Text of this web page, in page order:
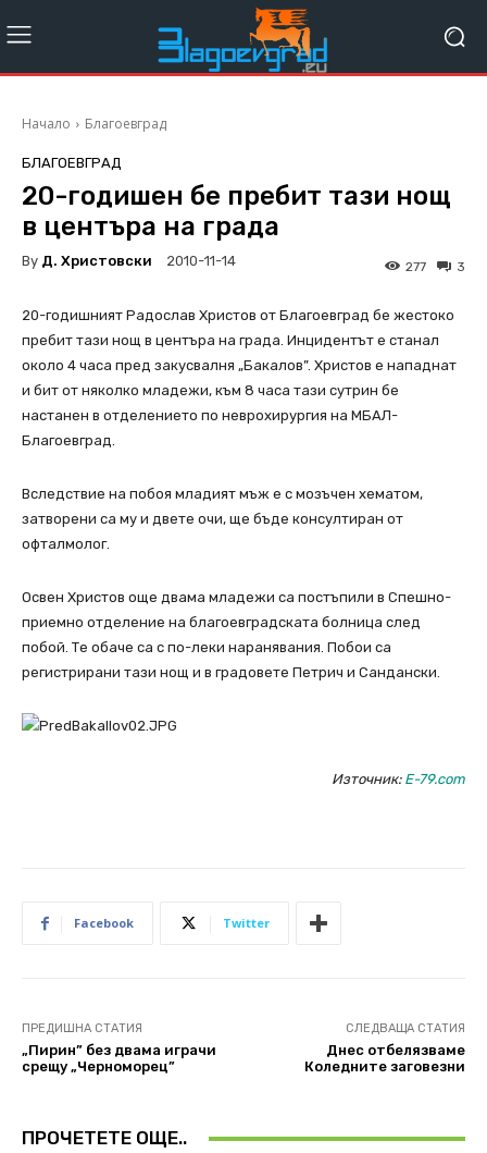
Начало Благоевград
БЛАГОЕВГРАД
20-годишен бе пребит тази нощ
в центъра на града
By Д. Христовски 2010-11-14 3
277
20-годишният Радослав Христов от Благоевград бе жестоко
пребит тази нощ в центъра на града. Инцидентът е станал
около 4 часа пред закусвалня „Бакалов”. Христов е нападнат
и бит от няколко младежи, към 8 часа тази сутрин бе
настанен в отделението по неврохирургия на МБАЛ-
Благоевград.
Вследствие на побоя младият мъж е с мозъчен хематом,
затворени са му и двете очи, ще бъде консултиран от
офталмолог.
Освен Христов още двама младежи са постъпили в Спешно-
приемно отделение на благоевградската болница след
побой. Те обаче са с по-леки наранявания. Побои са
регистрирани тази нощ и в градовете Петрич и Сандански.
Източник: E-79.com
Facebook Twitter
ПРЕДИШНА СТАТИЯ
„Пирин” без двама играчи
срещу „Черноморец”
СЛЕДВАЩА СТАТИЯ
Днес отбелязваме
Коледните заговезни
ПРОЧЕТЕТЕ ОЩЕ..